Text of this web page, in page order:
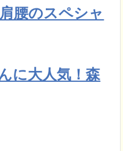
腰のスペシャ
に大人気！森